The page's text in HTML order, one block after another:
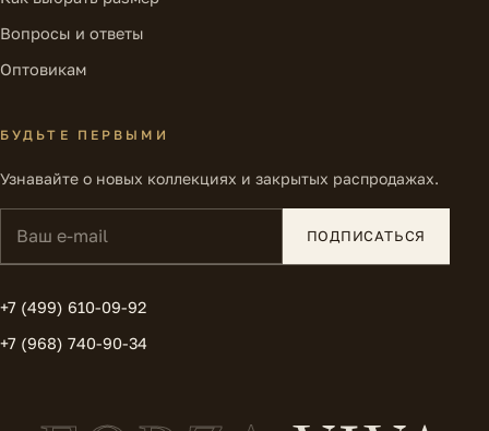
Вопросы и ответы
Оптовикам
БУДЬТЕ ПЕРВЫМИ
Узнавайте о новых коллекциях и закрытых распродажах.
ПОДПИСАТЬСЯ
+7 (499) 610-09-92
+7 (968) 740-90-34